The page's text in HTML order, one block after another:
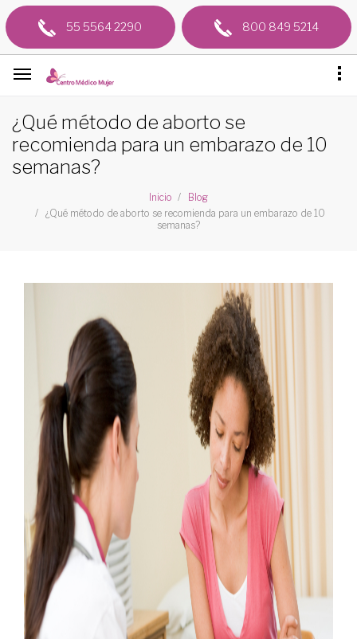
55 5564 2290 800 849 5214
¿Qué método de aborto se
recomienda para un embarazo de 10
semanas?
Inicio
Blog
¿Qué método de aborto se recomienda para un embarazo de 10
semanas?